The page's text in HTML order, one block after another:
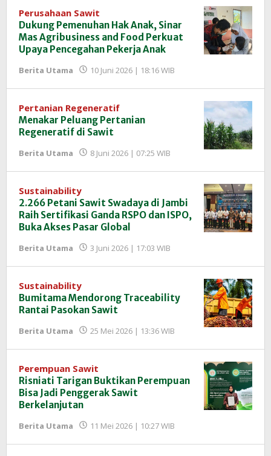
Perusahaan Sawit
Dukung Pemenuhan Hak Anak, Sinar
Mas Agribusiness and Food Perkuat
Upaya Pencegahan Pekerja Anak
Berita Utama 10 Juni 2026 | 18:16 WIB
InfoSAWIT
Pertanian Regeneratif
Menakar Peluang Pertanian
Regeneratif di Sawit
Berita Utama 8 Juni 2026 | 07:25 WIB
InfoSAWIT
Sustainability
2.266 Petani Sawit Swadaya di Jambi
Raih Sertifikasi Ganda RSPO dan ISPO,
Buka Akses Pasar Global
Berita Utama 3 Juni 2026 | 17:03 WIB
InfoSAWIT
Sustainability
Bumitama Mendorong Traceability
Rantai Pasokan Sawit
Berita Utama 25 Mei 2026 | 13:36 WIB
InfoSAWIT
Perempuan Sawit
Risniati Tarigan Buktikan Perempuan
Bisa Jadi Penggerak Sawit
Berkelanjutan
Berita Utama 11 Mei 2026 | 10:27 WIB
InfoSAWIT